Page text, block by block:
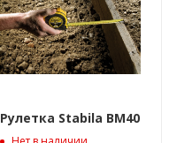
Рулетка Stabila BM40